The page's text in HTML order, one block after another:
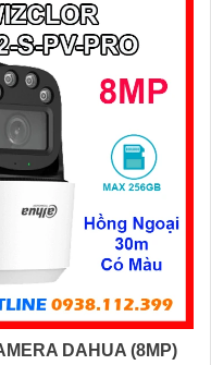
DAHUA (8MP)